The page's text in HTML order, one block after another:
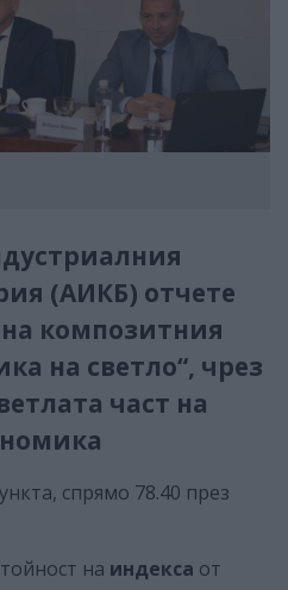
(АИКБ) отчете
композитния
на светло“, чрез
част на
спрямо 78.40 през
на индекса от